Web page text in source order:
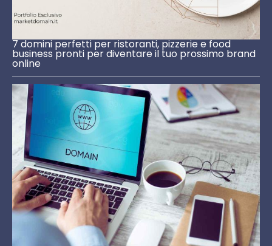
7 domini perfetti per ristoranti, pizzerie e food
business pronti per diventare il tuo prossimo brand
online